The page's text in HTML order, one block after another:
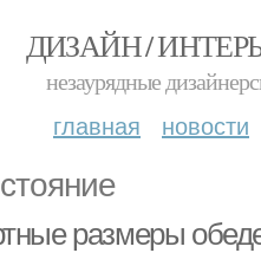
ДИЗАЙН /
незаурядные
главная новости
размеры